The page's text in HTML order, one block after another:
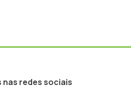
nas redes sociais